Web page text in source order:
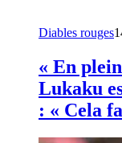
Diables rouges
« En
Lukaku
: « Cela